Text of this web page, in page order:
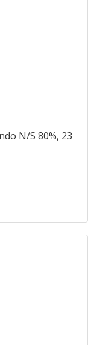
N/S 80%, 23